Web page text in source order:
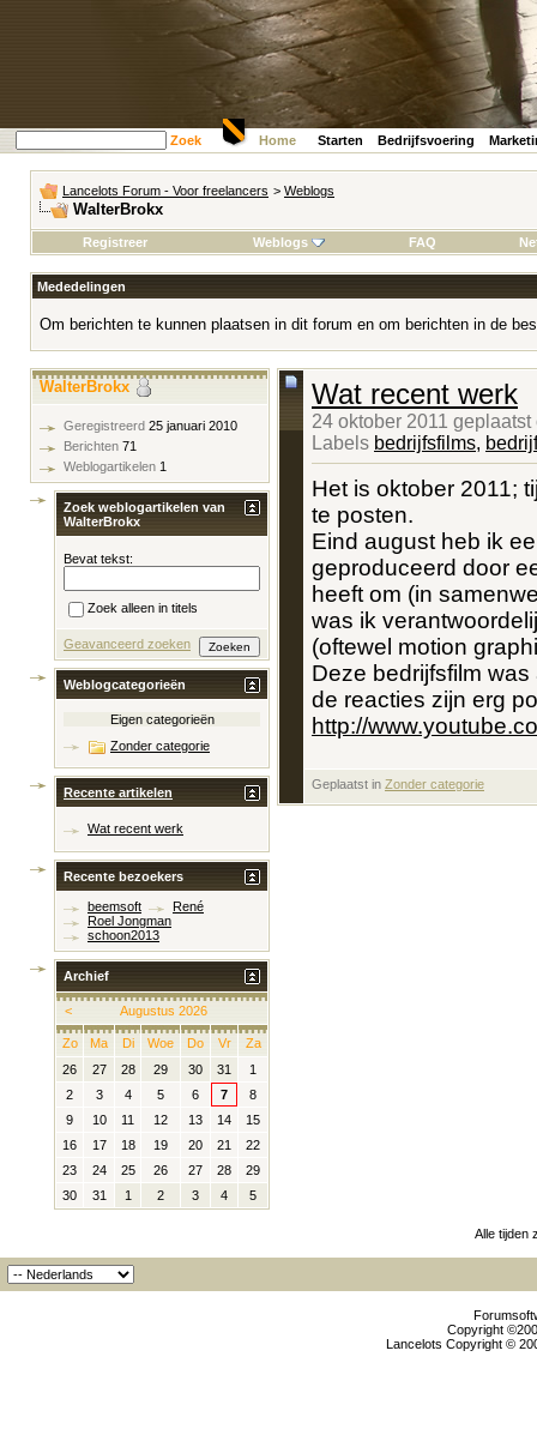
Zoek Home Starten Bedrijfsvoering
Lancelots Forum - Voor freelancers > Weblogs
WalterBrokx
Registreer Weblogs FAQ
Mededelingen
Om berichten te kunnen plaatsen in dit forum en om berichten in de
Wat recent werk
24 oktober 2011
Labels bedrijfsfilms,
Het is oktober 2011;
te posten.
Eind august heb ik
geproduceerd door
heeft om (in
was ik
(oftewel motion
Deze bedrijfsfilm
de reacties zijn erg
http://
Geplaatst in Zonder categorie
WalterBrokx
Geregistreerd 25 januari 2010
Berichten 71
Weblogartikelen 1
Zoek weblogartikelen van
WalterBrokx
Bevat tekst:
Zoek alleen in titels
Geavanceerd zoeken
Weblogcategorieën
Eigen categorieën
Zonder categorie
Recente artikelen
Wat recent werk
Recente bezoekers
beemsoft
René
Roel Jongman
schoon2013
Archief
< Augustus 2026
Zo Ma Di Woe Do Vr
Za
26
27 28 29 30 31
1
2
3 4 5 6 7
8
9
10 11 12 13 14
15
16
17 18 19 20 21
22
23
24 25 26 27 28
29
30
31 1 2 3 4 5
Alle tijden
Copyright
Lancelots Copyright ©